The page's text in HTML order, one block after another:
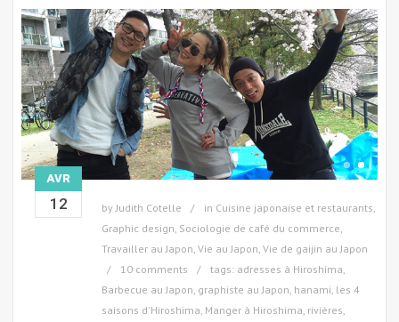
AVR
12 byJudith Cotelle in Cuisine japonaise et restaurants,
Graphic design, Sociologie de café du commerce,
Travailler au Japon, Vie au Japon, Vie de gaijin au Japon
10 comments
tags: adresses à Hiroshima,
Barbecue au Japon, graphiste au Japon, hanami, les 4
saisons d'Hiroshima, Manger à Hiroshima, rivières,